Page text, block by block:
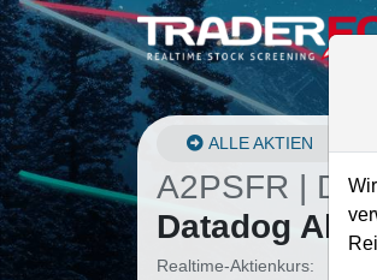
ALLE AKTIEN
A2PSFR |
Datadog
Realtime-Aktienkurs: